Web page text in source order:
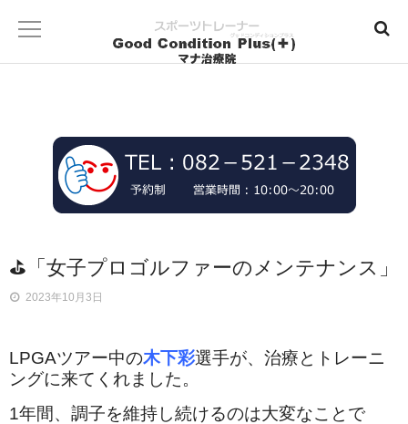
⛳「女子プロゴルファーのメンテナンス」
2023年10月3日
LPGAツアー中の木下彩選手が、治療とトレーニ
ングに来てくれました。
1年間、調子を維持し続けるのは大変なことで